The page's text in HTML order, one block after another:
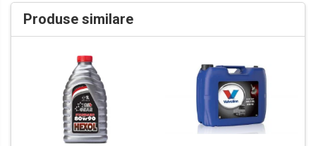
Produse similare